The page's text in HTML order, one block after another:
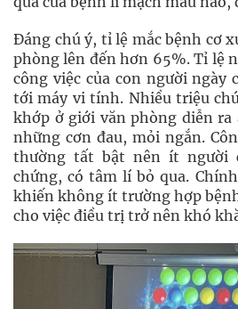
Đáng chú ý, tỉ lệ mắc bệnh cơ
phòng lên đến hơn 65%. Tỉ lệ
công việc của con người ngày
tới máy vi tính. Nhiều triệu
khớp ở giới văn phòng diễn ra
những cơn đau, mỏi ngắn.
thường tất bật nên ít người
chứng, có tâm lí bỏ qua.
khiến không ít trường hợp
cho việc điều trị trở nên khó